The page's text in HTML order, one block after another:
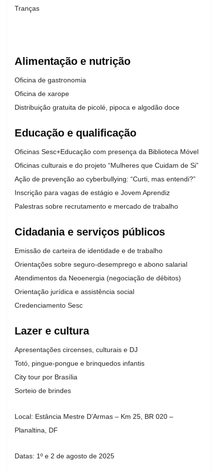
Tranças
Alimentação e nutrição
Oficina de gastronomia
Oficina de xarope
Distribuição gratuita de picolé, pipoca e algodão doce
Educação e qualificação
Oficinas Sesc+Educação com presença da Biblioteca Móvel
Oficinas culturais e do projeto “Mulheres que Cuidam de Si”
Ação de prevenção ao cyberbullying: “Curti, mas entendi?”
Inscrição para vagas de estágio e Jovem Aprendiz
Palestras sobre recrutamento e mercado de trabalho
Cidadania e serviços públicos
Emissão de carteira de identidade e de trabalho
Orientações sobre seguro-desemprego e abono salarial
Atendimentos da Neoenergia (negociação de débitos)
Orientação jurídica e assistência social
Credenciamento Sesc
Lazer e cultura
Apresentações circenses, culturais e DJ
Totó, pingue-pongue e brinquedos infantis
City tour por Brasília
Sorteio de brindes
Local: Estância Mestre D’Armas – Km 25, BR 020 –
Planaltina, DF
Datas: 1º e 2 de agosto de 2025